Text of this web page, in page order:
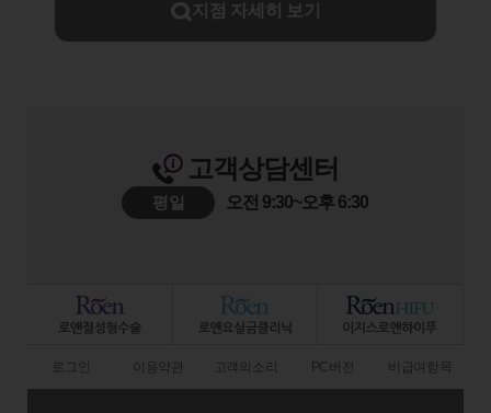
지점 자세히 보기
고객상담센터
평일 오전 9:30~오후 6:30
로그인 이용약관 고객의소리 PC버전 비급여항목